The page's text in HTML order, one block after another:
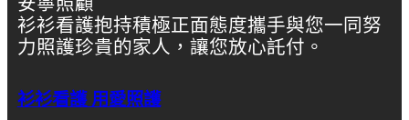
衫衫看護抱持積極正面態度攜手與您一同努
力照護珍貴的家人，讓您放心託付。
衫衫看護 用愛照護